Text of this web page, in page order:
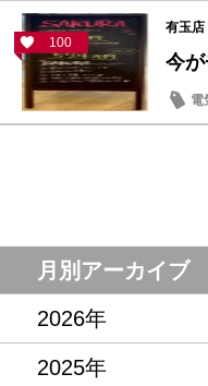
100
有玉店
今
電
お
月別アーカイブ
2026年
2025年